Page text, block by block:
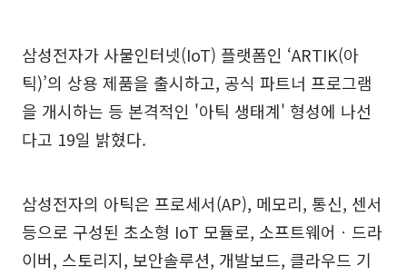
삼성전자가 사물인터넷(IoT) 플랫폼인 ‘ARTIK(아
틱)’의 상용 제품을 출시하고, 공식 파트너 프로그램
을 개시하는 등 본격적인 '아틱 생태계' 형성에 나선
다고 19일 밝혔다.
삼성전자의 아틱은 프로세서(AP), 메모리, 통신, 센서
등으로 구성된 초소형 IoT 모듈로, 소프트웨어ㆍ드라
이버, 스토리지, 보안솔루션, 개발보드, 클라우드 기